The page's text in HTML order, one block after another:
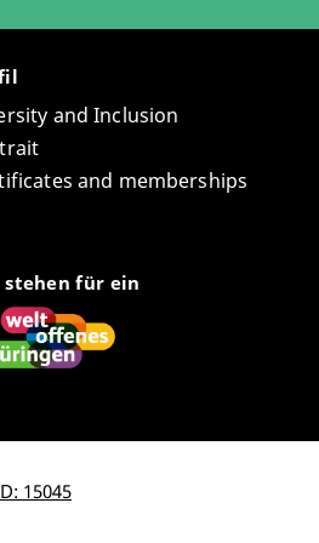
and Inclusion
and memberships
stehen für ein
15045